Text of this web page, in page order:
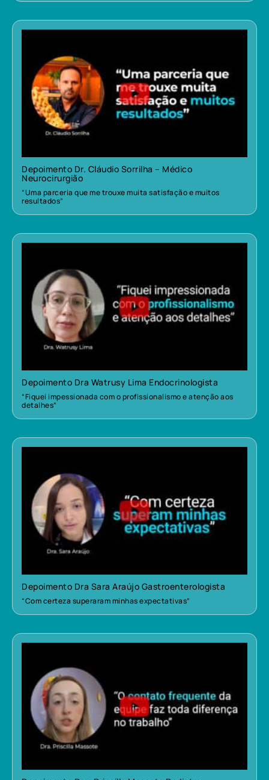
Depoimento Dr. Cláudio Sorrilha – Médico
Neurocirurgião
“Uma parceria que me trouxe muita satisfação e muitos
resultados”
Depoimento Dra Watrusy Lima Endocrinologista
“Fiquei impessionada com o profissionalismo e atenção aos
detalhes”
Depoimento Dra Sara Araújo Gastroenterologista
“Com certeza superaram minhas expectativas”